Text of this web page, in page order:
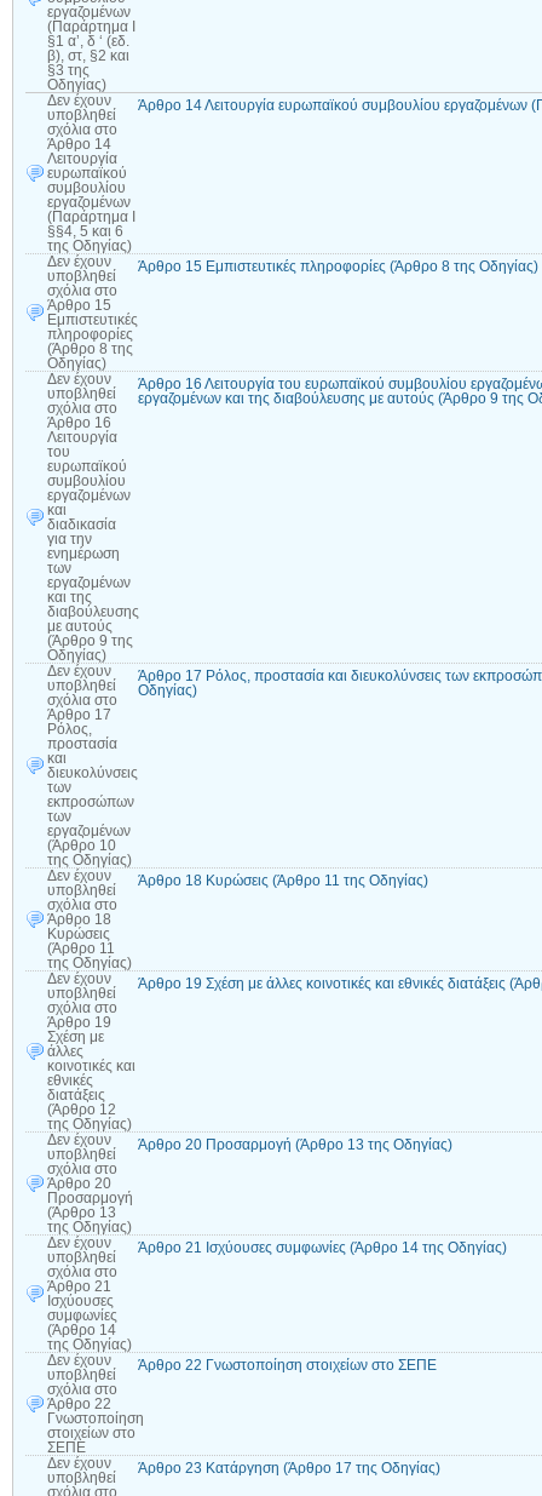
εργαζομένων
(Παράρτημα Ι
§1 α’, δ ‘ (εδ.
β), στ, §2 και
§3 της
Οδηγίας)
Δεν έχουν
υποβληθεί
σχόλια στο
Άρθρο 14
Λειτουργία
ευρωπαϊκού
συμβουλίου
εργαζομένων
(Παράρτημα Ι
§§4, 5 και 6
της Οδηγίας)
Άρθρο 14 Λειτουργία ευρωπαϊκού συμβουλίου εργαζομένων
Δεν έχουν
υποβληθεί
σχόλια στο
Άρθρο 15
Εμπιστευτικές
πληροφορίες
(Άρθρο 8 της
Οδηγίας)
Άρθρο 15 Εμπιστευτικές πληροφορίες (Άρθρο 8 της Οδηγίας)
Δεν έχουν
υποβληθεί
σχόλια στο
Άρθρο 16
Λειτουργία
του
ευρωπαϊκού
συμβουλίου
εργαζομένων
και
διαδικασία
για την
ενημέρωση
των
εργαζομένων
και της
διαβούλευσης
με αυτούς
(Άρθρο 9 της
Οδηγίας)
Άρθρο 16 Λειτουργία του ευρωπαϊκού συμβουλίου
εργαζομένων και της διαβούλευσης με αυτούς (Άρθρο 9 της
Δεν έχουν
υποβληθεί
σχόλια στο
Άρθρο 17
Ρόλος,
προστασία
και
διευκολύνσεις
των
εκπροσώπων
των
εργαζομένων
(Άρθρο 10
της Οδηγίας)
Άρθρο 17 Ρόλος, προστασία και διευκολύνσεις των
Οδηγίας)
Δεν έχουν
υποβληθεί
σχόλια στο
Άρθρο 18
Κυρώσεις
(Άρθρο 11
της Οδηγίας)
Άρθρο 18 Κυρώσεις (Άρθρο 11 της Οδηγίας)
Δεν έχουν
υποβληθεί
σχόλια στο
Άρθρο 19
Σχέση με
άλλες
κοινοτικές και
εθνικές
διατάξεις
(Άρθρο 12
της Οδηγίας)
Άρθρο 19 Σχέση με άλλες κοινοτικές και εθνικές διατάξεις
Δεν έχουν
υποβληθεί
σχόλια στο
Άρθρο 20
Προσαρμογή
(Άρθρο 13
της Οδηγίας)
Άρθρο 20 Προσαρμογή (Άρθρο 13 της Οδηγίας)
Δεν έχουν
υποβληθεί
σχόλια στο
Άρθρο 21
Ισχύουσες
συμφωνίες
(Άρθρο 14
της Οδηγίας)
Άρθρο 21 Ισχύουσες συμφωνίες (Άρθρο 14 της Οδηγίας)
Δεν έχουν
υποβληθεί
σχόλια στο
Άρθρο 22
Γνωστοποίηση
στοιχείων στο
ΣΕΠΕ
Άρθρο 22 Γνωστοποίηση στοιχείων στο ΣΕΠΕ
Δεν έχουν
υποβληθεί
σχόλια στο
Άρθρο 23 Κατάργηση (Άρθρο 17 της Οδηγίας)